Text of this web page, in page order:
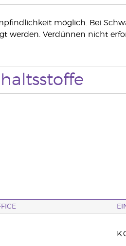
möglich. Bei
werden. Verdünnen nicht